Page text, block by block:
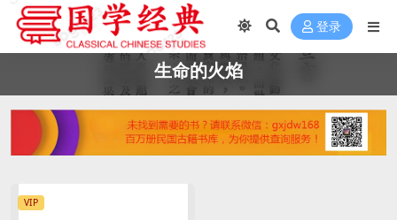
登录
生命的火焰
VIP